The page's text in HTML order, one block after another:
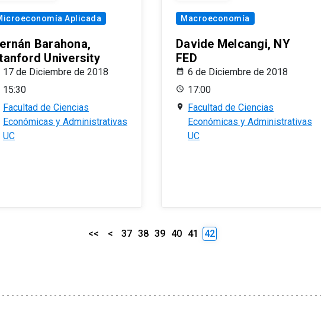
Aplicada
Barahona,
University
17 de Diciembre de 2018
15:30
Facultad de Ciencias
Económicas y Administrativas
UC
Macroeconomía
Davide Melcangi, NY
FED
6 de Diciembre de 2018
17:00
Facultad de Ciencias
Económicas y Administrativas
UC
<< < 37 38 39 40 41 42